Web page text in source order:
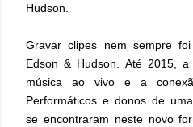
Hudson.
Gravar clipes nem sempre
Edson & Hudson. Até 2015,
música ao vivo e a
Performáticos e donos de
se encontraram neste novo